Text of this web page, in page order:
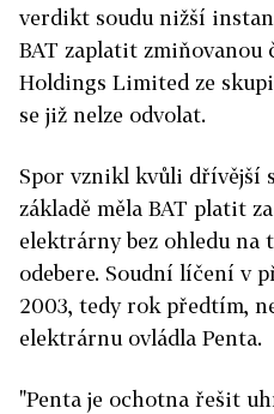
verdikt soudu nižší
BAT zaplatit zmiňovanou
Holdings Limited ze
se již nelze odvolat.
Spor vznikl kvůli dřívější
základě měla BAT platit
elektrárny bez ohledu na
odebere. Soudní líčení v
2003, tedy rok předtím,
elektrárnu ovládla Penta.
"Penta je ochotna řešit